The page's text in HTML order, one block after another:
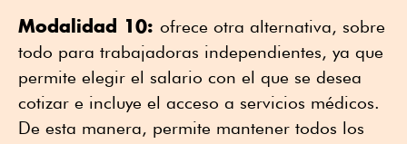
Modalidad 10: ofrece otra alternativa, sobre
todo para trabajadoras independientes, ya que
permite elegir el salario con el que se desea
cotizar e incluye el acceso a servicios médicos.
De esta manera, permite mantener todos los